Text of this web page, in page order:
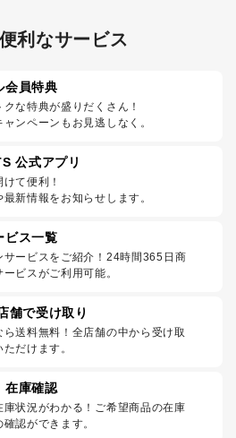
利なサービス
会員特典
な特典が盛りだくさん！
ンペーンもお見逃しなく。
公式アプリ
て便利！
新情報をお知らせします。
ビス一覧
サービスをご紹介！24時間365日商
ビスがご利用可能。
舗で受け取り
ら送料無料！全店舗の中から受け取
だけます。
在庫確認
状況がわかる！ご希望商品の在庫
認ができます。